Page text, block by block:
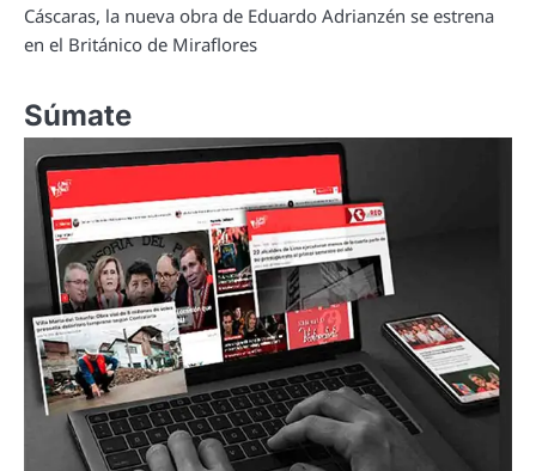
Cáscaras, la nueva obra de Eduardo Adrianzén se estrena
en el Británico de Miraflores
Súmate